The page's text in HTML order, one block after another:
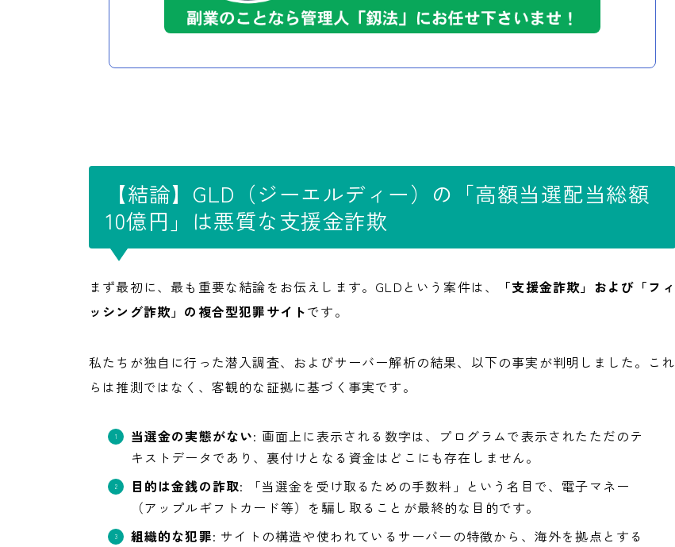
【結論】GLD（ジーエルディー）の「高額当選配当総額
10億円」は悪質な支援金詐欺
まず最初に、最も重要な結論をお伝えします。GLDという案件は、
「支援金詐欺」および「フィ
ッシング詐欺」の複合型犯罪サイトです。
私たちが独自に行った潜入調査、およびサーバー解析の結果、以下の事実が判明しました。これ
らは推測ではなく、客観的な証拠に基づく事実です。
当選金の実態がない: 画面上に表示される数字は、プログラムで表示されたただのテ
キストデータであり、裏付けとなる資金はどこにも存在しません。
目的は金銭の詐取: 「当選金を受け取るための手数料」という名目で、電子マネー
（アップルギフトカード等）を騙し取ることが最終的な目的です。
組織的な犯罪: サイトの構造や使われているサーバーの特徴から、海外を拠点とする